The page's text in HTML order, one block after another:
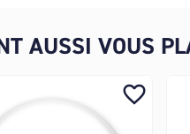
AUSSI VOUS
favorite_border